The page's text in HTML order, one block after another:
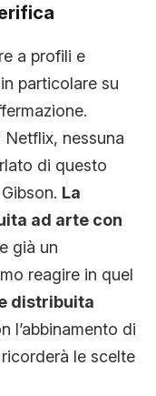
a profili e
particolare su
nessuna
di questo
La
ad arte con
già un
reagire in quel
distribuita
l’abbinamento di
le scelte